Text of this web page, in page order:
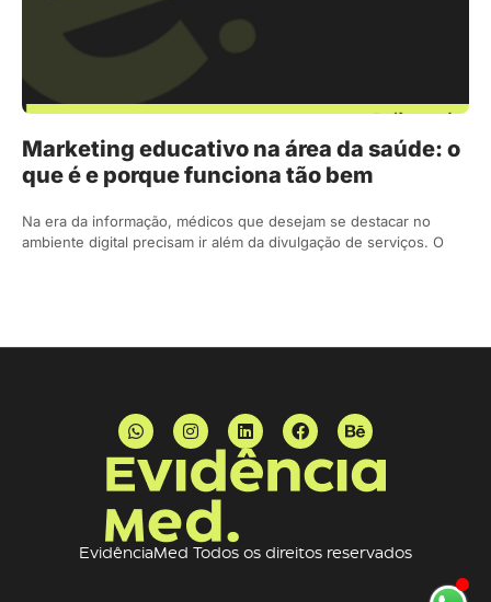
Marketing educativo na área da saúde: o
que é e porque funciona tão bem
Na era da informação, médicos que desejam se destacar no
ambiente digital precisam ir além da divulgação de serviços. O
EvidênciaMed Todos os direitos reservados